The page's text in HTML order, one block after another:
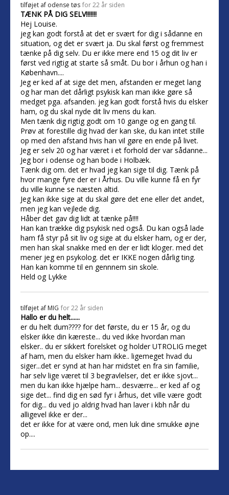
tilføjet af odense tøs for 22 år siden
TÆNK PÅ DIG SELV!!!!!!!
Hej Louise.
jeg kan godt forstå at det er svært for dig i sådanne en
situation, og det er svært ja. Du skal først og fremmest
tænke på dig selv. Du er ikke mere end 15 og dit liv er
først ved rigtig at starte så småt. Du bor i århun og han i
København....
Jeg er ked af at sige det men, afstanden er meget lang
og har man det dårligt psykisk kan man ikke gøre så
medget pga. afsanden. jeg kan godt forstå hvis du elsker
ham, og du skal nyde dit liv mens du kan.
Men tænk dig rigtig godt om 10 gange og en gang til.
Prøv at forestille dig hvad der kan ske, du kan intet stille
op med den afstand hvis han vil gøre en ende på livet.
Jeg er selv 20 og har været i et forhold der var sådanne...
Jeg bor i odense og han bode i Holbæk.
Tænk dig om. det er hvad jeg kan sige til dig. Tænk på
hvor mange fyre der er i Århus. Du ville kunne få en fyr
du ville kunne se næsten altid.
Jeg kan ikke sige at du skal gøre det ene eller det andet,
men jeg kan vejlede dig.
Håber det gav dig lidt at tænke på!!!!
Han kan trække dig psykisk ned også. Du kan også lade
ham få styr på sit liv og sige at du elsker ham, og er der,
men han skal snakke med en der er lidt kloger. med det
mener jeg en psykolog. det er IKKE nogen dårlig ting.
Han kan komme til en gennnem sin skole.
Held og Lykke
tilføjet af MIG for 22 år siden
Hallo er du helt......
er du helt dum???? for det første, du er 15 år, og du
elsker ikke din kæreste... du ved ikke hvordan man
elsker.. du er sikkert forelsket og holder UTROLIG meget
af ham, men du elsker ham ikke.. ligemeget hvad du
siger...det er synd at han har midstet en fra sin familie,
har selv lige været til 3 begravlelser, det er ikke sjovt...
men du kan ikke hjælpe ham... desværre... er ked af og
sige det... find dig en sød fyr i århus, det ville være godt
for dig... du ved jo aldrig hvad han laver i kbh når du
alligevel ikke er der...
det er ikke for at være ond, men luk dine smukke øjne
op....